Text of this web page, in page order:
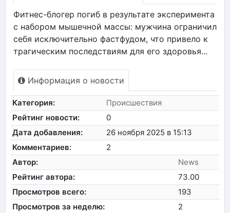
Фитнес-блогер погиб в результате эксперимента
с набором мышечной массы: мужчина ограничил
себя исключительно фастфудом, что привело к
трагическим последствиям для его здоровья...
Информация о новости
Категория:
Происшествия
Рейтинг новости:
0
Дата добавления:
26 ноября 2025 в 15:13
Комментариев:
2
Автор:
News
Рейтинг автора:
73.00
Просмотров всего:
193
Просмотров за неделю:
2